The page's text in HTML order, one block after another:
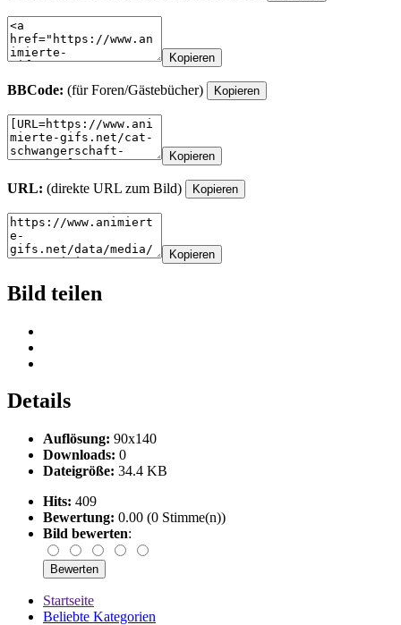
Kopieren
BBCode: (für Foren/Gästebücher) Kopieren
Kopieren
URL: (direkte URL zum Bild) Kopieren
Kopieren
Bild teilen
Details
Auflösung: 90x140
Downloads: 0
Dateigröße: 34.4 KB
Hits: 409
Bewertung: 0.00 (0 Stimme(n))
Bild bewerten:
Startseite
Beliebte Kategorien